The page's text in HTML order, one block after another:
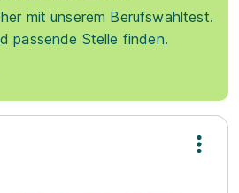
mit unserem Berufswahltest.
passende Stelle finden.